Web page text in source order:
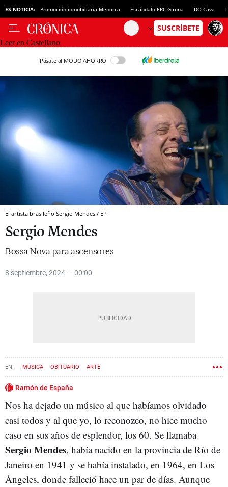
ES NOTICIA: Promoción inmobiliaria Menorca Escándalo ERC Girona DO Cava
Leer en Castellano
Pásate al MODO AHORRO
El artista brasileño Sergio Mendes / EP
Sergio Mendes
Bossa Nova para ascensores
8 septiembre, 2024 00:00
MÚSICA OBITUARIO ARTE
Ramón de España
Nos ha dejado un músico al que habíamos olvidado
casi todos y al que yo, lo reconozco, no hice mucho
caso en sus años de esplendor, los 60. Se llamaba
Sergio Mendes, había nacido en la provincia de Río de
Janeiro en 1941 y se había instalado, en 1964, en Los
Ángeles, donde falleció hace un par de días. Aunque